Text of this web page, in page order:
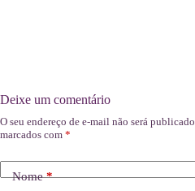
Deixe um comentário
O seu endereço de e-mail não será publicado.
marcados com *
Nome*